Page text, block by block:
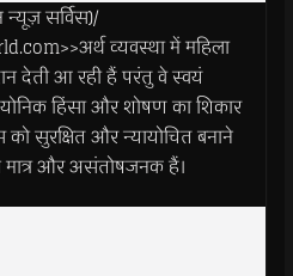
न्यूज़ सर्विस)/
व्यवस्था में महिला
देती आ रही हैं परंतु वे स्वयं
हिंसा और शोषण का शिकार
को सुरक्षित और न्यायोचित बनाने
मात्र और असंतोषजनक हैं।